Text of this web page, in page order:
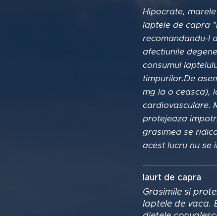
Hipocrate,
laptele de capra
recomandandu-l
afectiunile
consumul
timpurilor.De
mg la o ceasca),
cardiovasculare.
protejeaza
grasimea se
acest lucru nu se
Iaurt de capra
Grasimile si
laptele de vaca.